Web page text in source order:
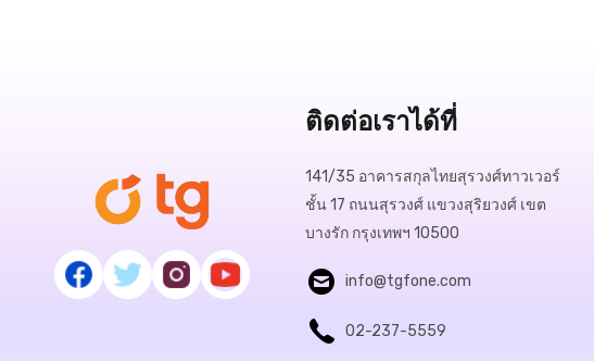
ติดต่อเราได้ที่
141/35 อาคารสกุลไทยสุรวงศ์ทาวเวอร์
ชั้น 17 ถนนสุรวงศ์ แขวงสุริยวงศ์ เขต
บางรัก กรุงเทพฯ 10500
info@tgfone.com
02-237-5559